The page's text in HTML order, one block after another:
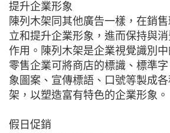
提升企業形象
陳列木架同其他廣告一樣，在銷
立和提升企業形象，進而保持與
作用。陳列木架是企業視覺識別中
零售企業可將商店的標識、標準
象圖案、宣傳標語、口號等製成
架，以塑造富有特色的企業形象。
假日促銷